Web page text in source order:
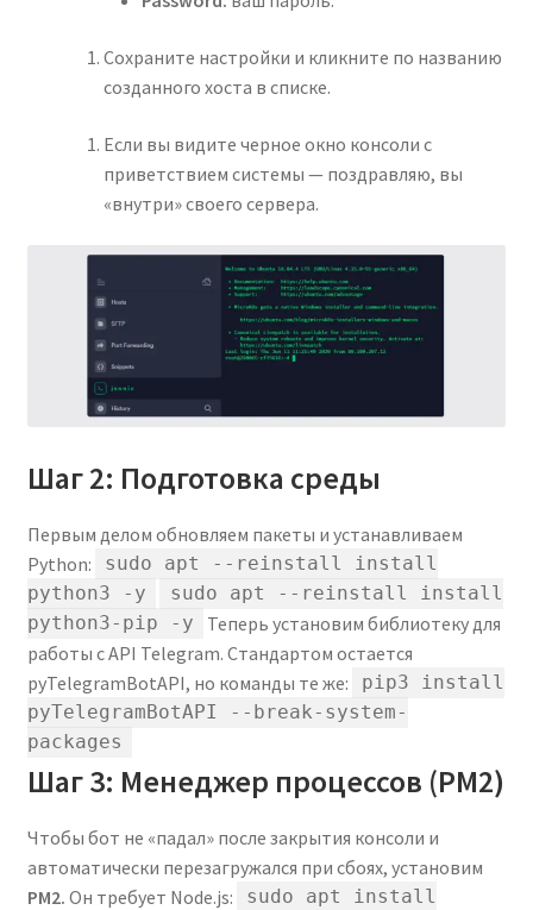
Сохраните настройки и кликните по названию
созданного хоста в списке.
Если вы видите черное окно консоли с
приветствием системы — поздравляю, вы
«внутри» своего сервера.
Шаг 2: Подготовка среды
Первым делом обновляем пакеты и устанавливаем
Python:
sudo apt --reinstall install
python3 -y
sudo apt --reinstall install
python3-pip -y
Теперь установим библиотеку для
работы с API Telegram. Стандартом остается
pyTelegramBotAPI, но команды те же:
pip3 install
pyTelegramBotAPI --break-system-
packages
Шаг 3: Менеджер процессов (PM2)
Чтобы бот не «падал» после закрытия консоли и
автоматически перезагружался при сбоях, установим
PM2. Он требует Node.js:
sudo apt install